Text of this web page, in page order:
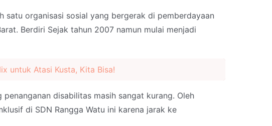
satu organisasi sosial yang bergerak di pemberdayaan
Berdiri Sejak tahun 2007 namun mulai menjadi
untuk Atasi Kusta, Kita Bisa!
penanganan disabilitas masih sangat kurang. Oleh
di SDN Rangga Watu ini karena jarak ke